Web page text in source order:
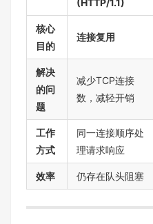
(HTTP/1.1)
核心
目的
连接复用
解决
的问
题
减少TCP连接
数，减轻开销
工作
方式
同一连接顺序处
理请求响应
效率 仍存在队头阻塞